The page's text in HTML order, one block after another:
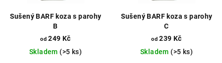
Sušený BARF koza s parohy
B
od 249 Kč
Skladem (>5 ks)
Sušený BARF koza s parohy
C
od 239 Kč
Skladem (>5 ks)